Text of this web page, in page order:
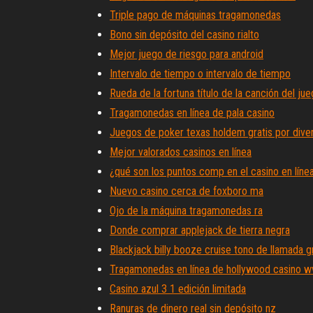
Triple pago de máquinas tragamonedas
Bono sin depósito del casino rialto
Mejor juego de riesgo para android
Intervalo de tiempo o intervalo de tiempo
Rueda de la fortuna título de la canción del
Tragamonedas en línea de pala casino
Juegos de poker texas holdem gratis por
Mejor valorados casinos en línea
¿qué son los puntos comp en el casino en
Nuevo casino cerca de foxboro ma
Ojo de la máquina tragamonedas ra
Donde comprar applejack de tierra negra
Blackjack billy booze cruise tono de llamada
Tragamonedas en línea de hollywood casino
Casino azul 3 1 edición limitada
Ranuras de dinero real sin depósito nz